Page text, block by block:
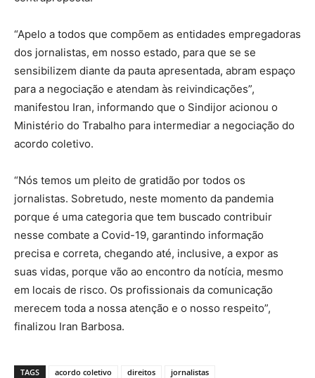
“Apelo a todos que compõem as entidades empregadoras
dos jornalistas, em nosso estado, para que se se
sensibilizem diante da pauta apresentada, abram espaço
para a negociação e atendam às reivindicações”,
manifestou Iran, informando que o Sindijor acionou o
Ministério do Trabalho para intermediar a negociação do
acordo coletivo.
“Nós temos um pleito de gratidão por todos os
jornalistas. Sobretudo, neste momento da pandemia
porque é uma categoria que tem buscado contribuir
nesse combate a Covid-19, garantindo informação
precisa e correta, chegando até, inclusive, a expor as
suas vidas, porque vão ao encontro da notícia, mesmo
em locais de risco. Os profissionais da comunicação
merecem toda a nossa atenção e o nosso respeito”,
finalizou Iran Barbosa.
TAGS acordo coletivo direitos
jornalistas